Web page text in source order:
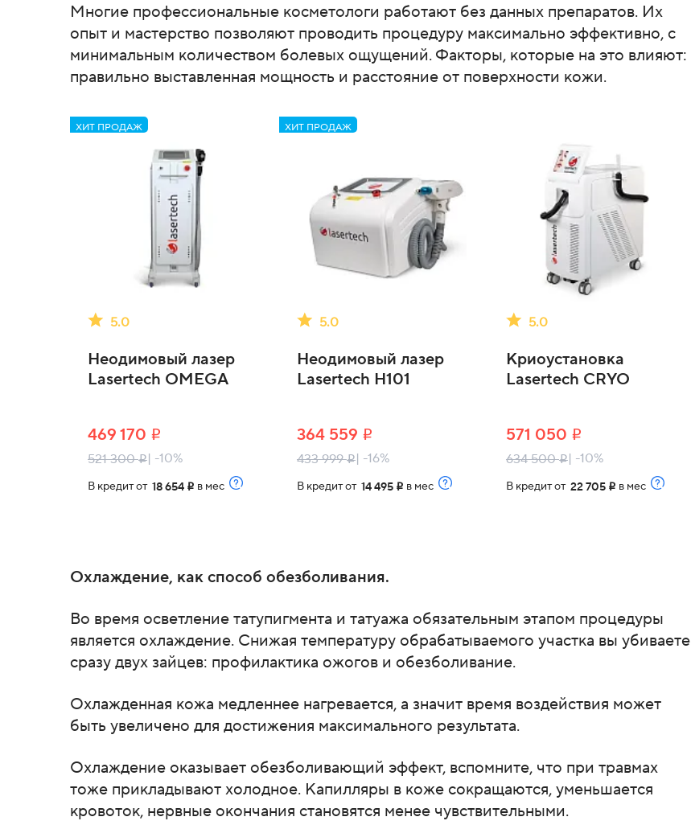
Многие профессиональные косметологи работают без данных препаратов. Их
опыт и мастерство позволяют проводить процедуру максимально эффективно, с
минимальным количеством болевых ощущений. Факторы, которые на это влияют:
правильно выставленная мощность и расстояние от поверхности кожи.
ХИТ ПРОДАЖ
5.0
Неодимовый лазер
Lasertech OMEGA
469 170 i
521 300i| -10%
В кредит от 18 654 i в мес
ХИТ ПРОДАЖ
5.0
Неодимовый лазер
Lasertech H101
364 559 i
433 999i| -16%
В кредит от 14 495 i в мес
5.0
Криоустановка
Lasertech CRYO
571 050 i
634 500i| -10%
В кредит от 22 705 i в мес
Охлаждение, как способ обезболивания.
Во время осветление татупигмента и татуажа обязательным этапом процедуры
является охлаждение. Снижая температуру обрабатываемого участка вы убиваете
сразу двух зайцев: профилактика ожогов и обезболивание.
Охлажденная кожа медленнее нагревается, а значит время воздействия может
быть увеличено для достижения максимального результата.
Охлаждение оказывает обезболивающий эффект, вспомните, что при травмах
тоже прикладывают холодное. Капилляры в коже сокращаются, уменьшается
кровоток, нервные окончания становятся менее чувствительными.